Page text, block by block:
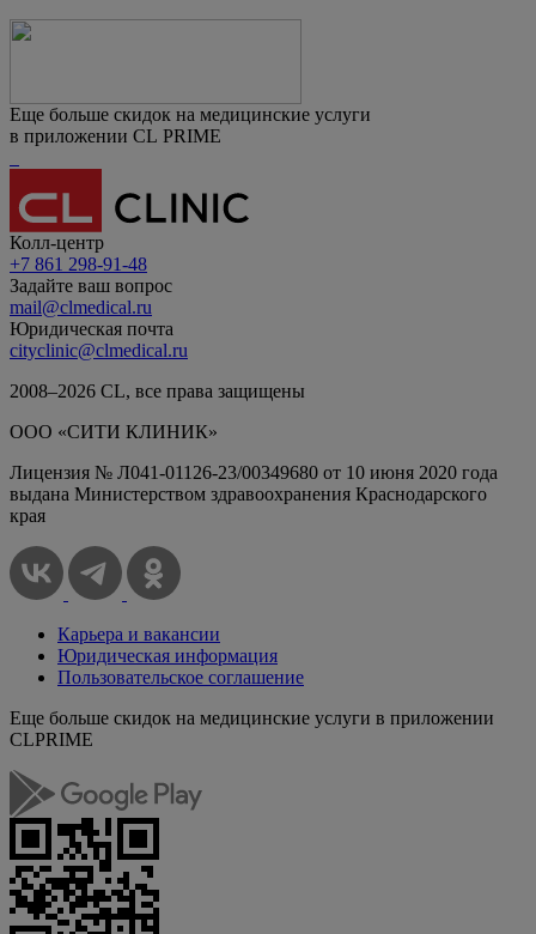
Еще больше скидок на медицинские услуги
в приложении CL PRIME
Колл-центр
+7 861 298-91-48
Задайте ваш вопрос
mail@clmedical.ru
Юридическая почта
cityclinic@clmedical.ru
2008–2026 СL, все права защищены
ООО «СИТИ КЛИНИК»
Лицензия № Л041-01126-23/00349680 от 10 июня 2020 года
выдана Министерством здравоохранения Краснодарского
края
Карьера и вакансии
Юридическая информация
Пользовательское соглашение
Еще больше скидок на медицинские услуги в приложении
CLPRIME